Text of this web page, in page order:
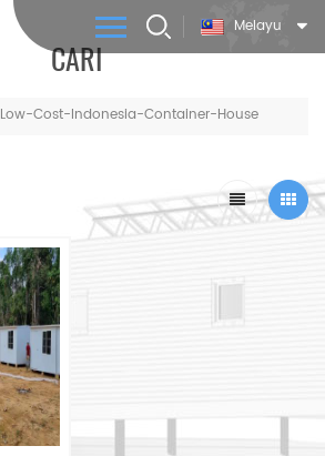
Melayu
CARI
Low-Cost-Indonesia-Container-House